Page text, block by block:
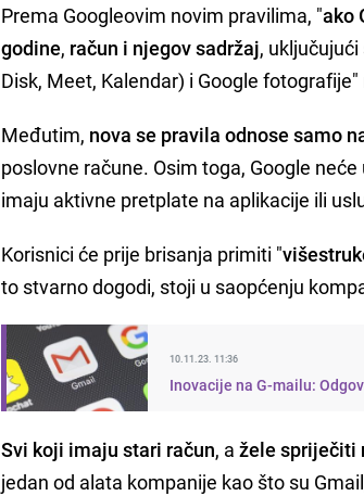
Prema Googleovim novim pravilima, "ako
godine, račun i njegov sadržaj,
Disk, Meet, Kalendar) i Google fotografije"
Međutim, nova se pravila odnose samo
poslovne račune. Osim toga, Google
imaju aktivne pretplate na aplikacije ili
Korisnici će prije brisanja primiti "
to stvarno dogodi, stoji u saopćenju
10.11.23. 11:36
Inovacije na G-mailu:
Svi koji imaju stari račun, ažele spriječiti
jedan od alata kompanije kao što su